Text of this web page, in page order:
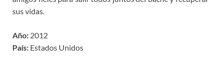
sus vidas.
Año: 2012
País: Estados Unidos